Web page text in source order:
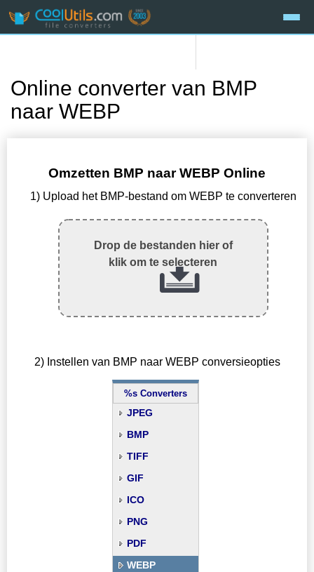
Online converter van BMP
naar WEBP
Omzetten BMP naar WEBP Online
1) Upload het BMP-bestand om WEBP te converteren
Drop de bestanden hier of
klik om te selecteren
2) Instellen van BMP naar WEBP conversieopties
%s Converters
JPEG
BMP
TIFF
GIF
ICO
PNG
PDF
WEBP